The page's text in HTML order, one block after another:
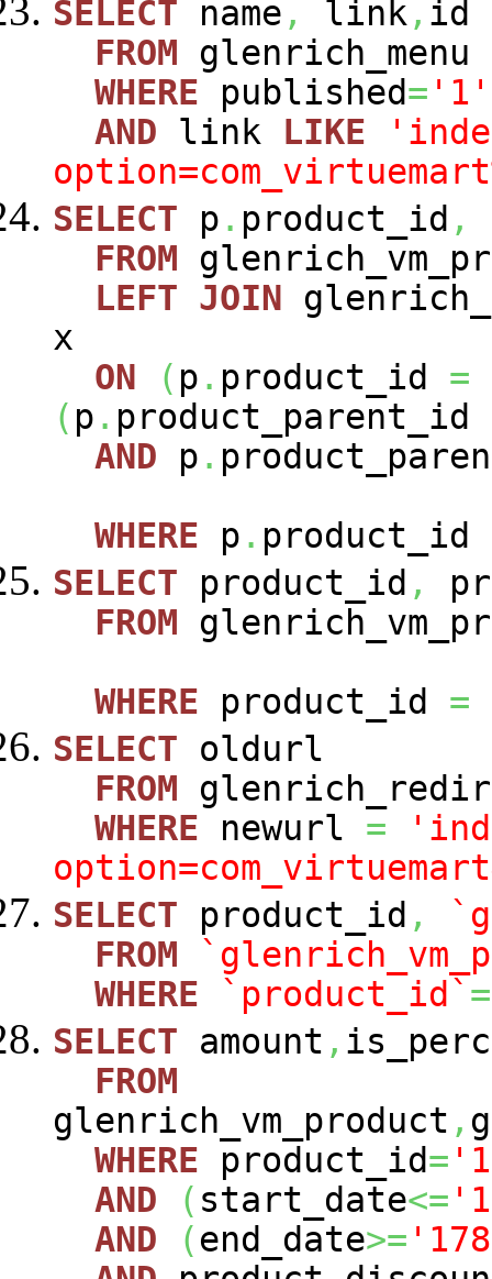
SELECT name , link, id
FROM glenrich_menu
WHERE published= '1'
AND link LIKE
SELECT p . product_id ,
FROM
LEFT JOIN
x
ON
( p . product_id =
( p . product_parent_id
AND p .
WHERE p . product_id
SELECT product_id ,
FROM
WHERE product_id =
SELECT oldurl
FROM
WHERE newurl =
SELECT product_id ,
FROM
WHERE
`product_id` =
SELECT amount ,
FROM
glenrich_vm_product ,
WHERE product_id=
AND
( start_date<=
AND
(end_date>=